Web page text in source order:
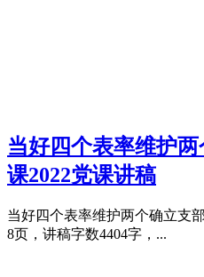
当好四个表率维护
课2022党课讲稿
当好四个表率维护两个确立支
8页，讲稿字数4404字，...